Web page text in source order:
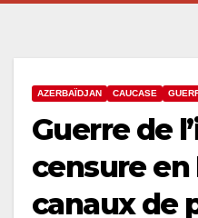
AZERBAÏDJAN CAUCASE
Guerre de
censure en
canaux de